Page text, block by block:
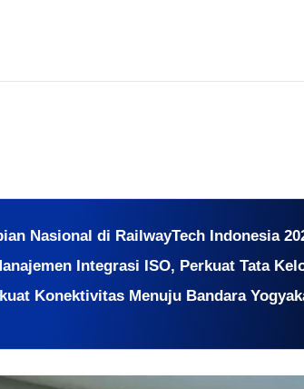
Nasional di RailwayTech Indonesia
Integrasi ISO, Perkuat Tata
Konektivitas Menuju Bandara